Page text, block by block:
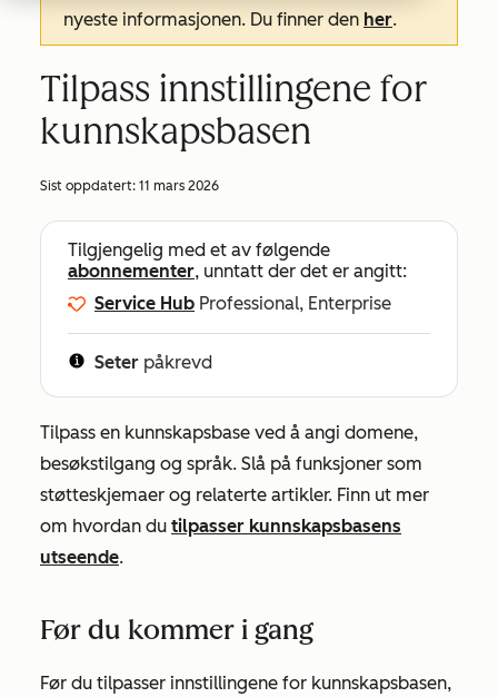
nyeste informasjonen. Du finner den her.
Tilpass innstillingene for
kunnskapsbasen
Sist oppdatert: 11 mars 2026
Tilgjengelig med et av følgende
abonnementer, unntatt der det er angitt:
Service Hub Professional, Enterprise
Seter påkrevd
Tilpass en kunnskapsbase ved å angi domene,
besøkstilgang og språk. Slå på funksjoner som
støtteskjemaer og relaterte artikler. Finn ut mer
om hvordan du tilpasser kunnskapsbasens
utseende.
Før du kommer i gang
Før du tilpasser innstillingene for kunnskapsbasen,